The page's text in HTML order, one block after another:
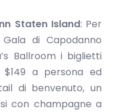
Staten Island: Per
di Capodanno
Ballroom i biglietti
a persona ed
di benvenuto, un
con champagne a